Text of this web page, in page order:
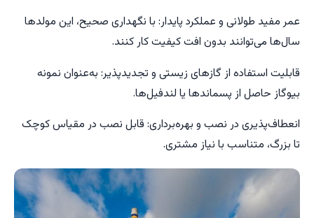
عمر مفید طولانی و عملکرد پایدار: با نگهداری صحیح، این مولدها
سال‌ها می‌توانند بدون افت کیفیت کار کنند.
قابلیت استفاده از گازهای زیستی و تجدیدپذیر: به‌عنوان نمونه
بیوگاز حاصل از پسماندها یا لندفیل‌ها.
انعطاف‌پذیری در نصب و بهره‌برداری: قابل نصب در مقیاس کوچک
تا بزرگ، متناسب با نیاز مشتری.